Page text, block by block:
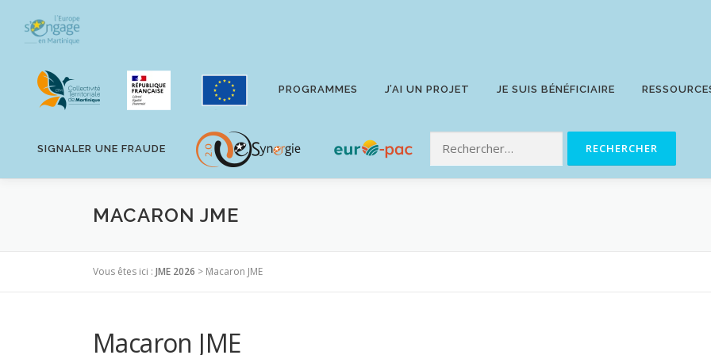
contenu
PROGRAMMES J’AI UN PROJET JE SUIS BÉNÉFICIAIRE
SIGNALER UNE FRAUDE
MACARON JME
Vous êtes ici : JME 2026 > Macaron JME
Macaron JME